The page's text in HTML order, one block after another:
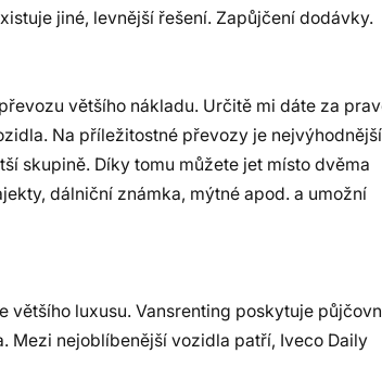
jiné, levnější řešení. Zapůjčení dodávky.
většího nákladu. Určitě mi dáte za
Na příležitostné převozy je
skupině. Díky tomu můžete jet místo dvěma
dálniční známka, mýtné apod. a umožní
luxusu. Vansrenting poskytuje
nejoblíbenější vozidla patří‚ Iveco Daily